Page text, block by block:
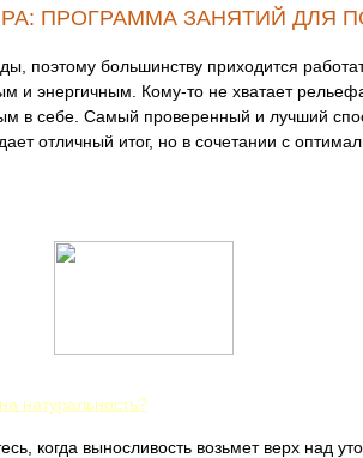
ПРОГРАММА ЗАНЯТИЙ ДЛЯ
поэтому большинству приходится
и энергичным. Кому-то не хватает
в себе. Самый проверенный и лучший
отличный итог, но в сочетании с
натуральность?
когда выносливость возьмет верх над